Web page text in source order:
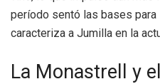
período sentó las bases para
caracteriza a Jumilla en la
La Monastrell y